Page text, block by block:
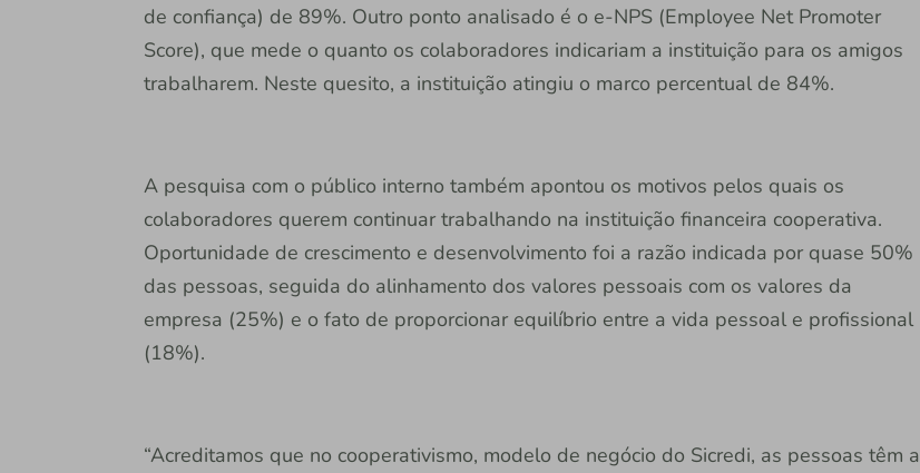
de confiança) de 89%. Outro ponto analisado é o e-NPS (Employee Net Promoter
Score), que mede o quanto os colaboradores indicariam a instituição para os amigos
trabalharem. Neste quesito, a instituição atingiu o marco percentual de 84%.
A pesquisa com o público interno também apontou os motivos pelos quais os
colaboradores querem continuar trabalhando na instituição financeira cooperativa.
Oportunidade de crescimento e desenvolvimento foi a razão indicada por quase 50%
das pessoas, seguida do alinhamento dos valores pessoais com os valores da
empresa (25%) e o fato de proporcionar equilíbrio entre a vida pessoal e profissional
(18%).
“Acreditamos que no cooperativismo, modelo de negócio do Sicredi, as pessoas têm a